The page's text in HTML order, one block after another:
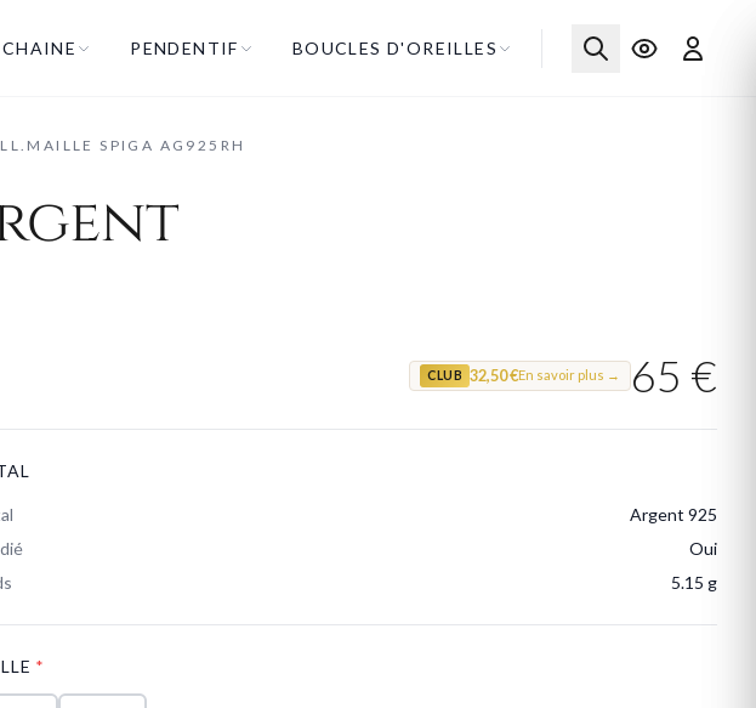
CHAINE PENDENTIF BOUCLES D'OREILLES
SPIGA AG925RH
CLUB 32,50 €En savoir plus → 65 €
Argent 925
Oui
5.15 g
*